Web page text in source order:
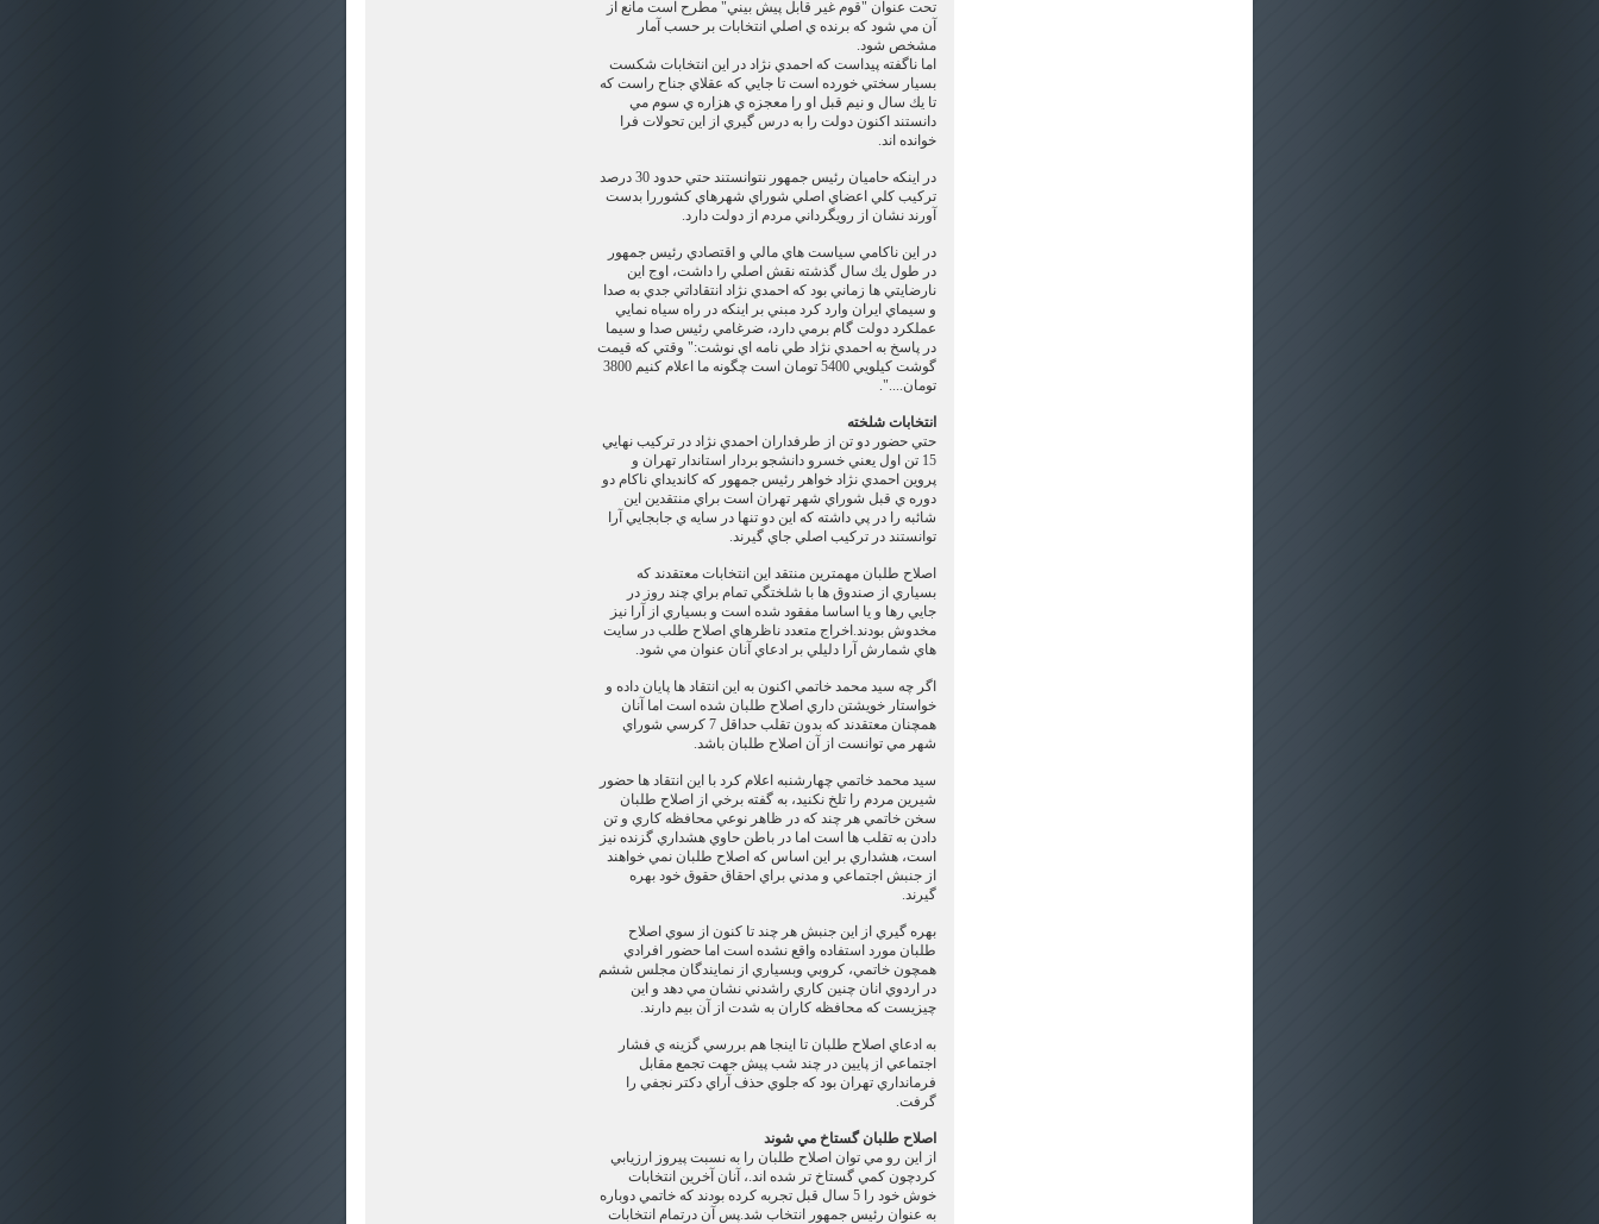
تحت عنوان "قوم غير قابل پيش بيني" مطرح است مانع از
آن مي شود كه برنده ي اصلي انتخابات بر حسب آمار
مشخص شود.
اما ناگفته پيداست كه احمدي نژاد در اين انتخابات شكست
بسيار سختي خورده است تا جايي كه عقلاي جناح راست كه
تا يك سال و نيم قبل او را معجزه ي هزاره ي سوم مي
دانستند اكنون دولت را به درس گيري از اين تحولات فرا
خوانده اند.
در اينكه حاميان رئيس جمهور نتوانستند حتي حدود 30 درصد
تركيب كلي اعضاي اصلي شوراي شهرهاي كشوررا بدست
آورند نشان از رويگرداني مردم از دولت دارد.
در اين ناكامي سياست هاي مالي و اقتصادي رئيس جمهور
در طول يك سال گذشته نقش اصلي را داشت، اوج اين
نارضايتي ها زماني بود كه احمدي نژاد انتقاداتي جدي به صدا
و سيماي ايران وارد كرد مبني بر اينكه در راه سياه نمايي
عملكرد دولت گام برمي دارد، ضرغامي رئيس صدا و سيما
در پاسخ به احمدي نژاد طي نامه اي نوشت:" وقتي كه قيمت
گوشت كيلويي 5400 تومان است چگونه ما اعلام كنيم 3800
تومان....".
انتخابات شلخته
حتي حضور دو تن از طرفداران احمدي نژاد در تركيب نهايي
15 تن اول يعني خسرو دانشجو بردار استاندار تهران و
پروين احمدي نژاد خواهر رئيس جمهور كه كانديداي ناكام دو
دوره ي قبل شوراي شهر تهران است براي منتقدين اين
شائبه را در پي داشته كه اين دو تنها در سايه ي جابجايي آرا
توانستند در تركيب اصلي جاي گيرند.
اصلاح طلبان مهمترين منتقد اين انتخابات معتقدند كه
بسياري از صندوق ها با شلختگي تمام براي چند روز در
جايي رها و يا اساسا مفقود شده است و بسياري از آرا نيز
مخدوش بودند.اخراج متعدد ناظرهاي اصلاح طلب در سايت
هاي شمارش آرا دليلي بر ادعاي آنان عنوان مي شود.
اگر چه سيد محمد خاتمي اكنون به اين انتقاد ها پايان داده و
خواستار خويشتن داري اصلاح طلبان شده است اما آنان
همچنان معتقدند كه بدون تقلب حداقل 7 كرسي شوراي
شهر مي توانست از آن اصلاح طلبان باشد.
سيد محمد خاتمي چهارشنبه اعلام كرد با اين انتقاد ها حضور
شيرين مردم را تلخ نكنيد، به گفته برخي از اصلاح طلبان
سخن خاتمي هر چند كه در ظاهر نوعي محافظه كاري و تن
دادن به تقلب ها است اما در باطن حاوي هشداري گزنده نيز
است، هشداري بر اين اساس كه اصلاح طلبان نمي خواهند
از جنبش اجتماعي و مدني براي احقاق حقوق خود بهره
گيرند.
بهره گيري از اين جنبش هر چند تا كنون از سوي اصلاح
طلبان مورد استفاده واقع نشده است اما حضور افرادي
همچون خاتمي، كروبي وبسياري از نمايندگان مجلس ششم
در اردوي انان چنين كاري راشدني نشان مي دهد و اين
چيزيست كه محافظه كاران به شدت از آن بيم دارند.
به ادعاي اصلاح طلبان تا اينجا هم بررسي گزينه ي فشار
اجتماعي از پايين در چند شب پيش جهت تجمع مقابل
فرمانداري تهران بود كه جلوي حذف آراي دكتر نجفي را
گرفت.
اصلاح طلبان گستاخ مي شوند
از اين رو مي توان اصلاح طلبان را به نسبت پيروز ارزيابي
كردچون كمي گستاخ تر شده اند.، آنان آخرين انتخابات
خوش خود را 5 سال قبل تجربه كرده بودند كه خاتمي دوباره
به عنوان رئيس جمهور انتخاب شد.پس آن درتمام انتخابات